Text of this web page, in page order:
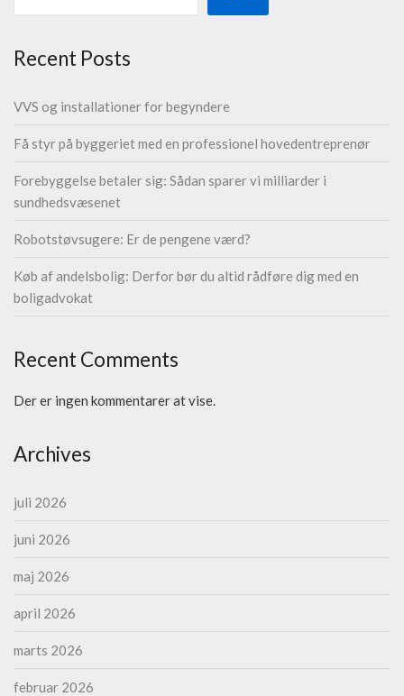
Recent Posts
VVS og installationer for begyndere
Få styr på byggeriet med en professionel hovedentreprenør
Forebyggelse betaler sig: Sådan sparer vi milliarder i
sundhedsvæsenet
Robotstøvsugere: Er de pengene værd?
Køb af andelsbolig: Derfor bør du altid rådføre dig med en
boligadvokat
Recent Comments
Der er ingen kommentarer at vise.
Archives
juli 2026
juni 2026
maj 2026
april 2026
marts 2026
februar 2026